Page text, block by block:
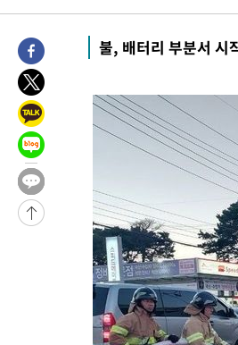
-1588초 전 >[속보]원·달러 환율, 오전 9시
-1326초 전 >
[속보]코스닥, 8.85포인트
-1322초 전 >
[속보]코스피, 47.56포인트
4분 전 >[속보]지하철 1호선 상행선 용산역
31분 전 >
'낮 최고 34도' 전국 더위 지속…강
54분 전 >
파키스탄 보안군, 대 테러작전으
1시간 전 >
인천 앞바다 연락두절 모터보트 승
1시간 전 >
이집트, 가자 협상 당사자들에게
2시간 전 >
트럼프, 이란 추가 요구에 "저강
[속보]경찰, '내부 비리' 자진
누그러진 극한 폭염…'낮 최
제주 골프장서 멧돼지 출현
[속보]원·달러 환율, 2.3원
[속보]코스피, 40.89포인트
불, 배터리 부분서 시